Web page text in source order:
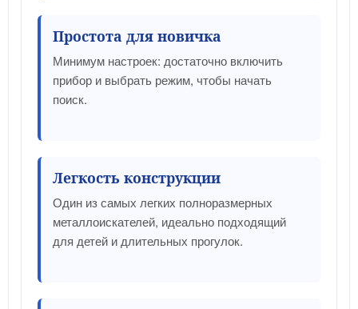
Простота для новичка
Минимум настроек: достаточно включить
прибор и выбрать режим, чтобы начать
поиск.
Легкость конструкции
Один из самых легких полноразмерных
металлоискателей, идеально подходящий
для детей и длительных прогулок.